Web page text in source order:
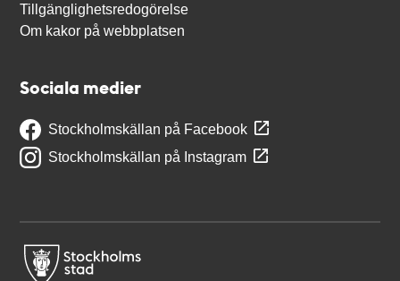
Tillgänglighetsredogörelse
Om kakor på webbplatsen
Sociala medier
Stockholmskällan på Facebook
Stockholmskällan på Instagram